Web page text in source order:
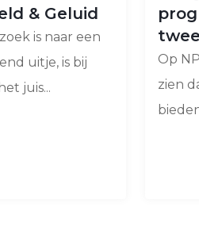
& Geluid
is naar een
uitje, is bij
juis...
Op
zien